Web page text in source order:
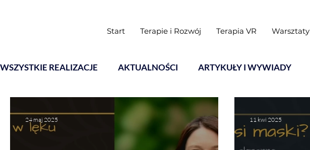
Start Terapie i Rozwój Terapia VR Warsztaty
WSZYSTKIE REALIZACJE AKTUALNOŚCI ARTYKUŁY I WYWIADY
24 maj 2025 11 kwi 2025